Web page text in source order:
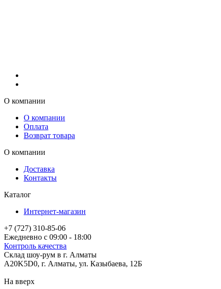
О компании
О компании
Оплата
Возврат товара
О компании
Доставка
Контакты
Каталог
Интернет-магазин
+7 (727) 310-85-06
Ежедневно с 09:00 - 18:00
Контроль качества
Склад шоу-рум в г. Алматы
A20K5D0, г. Алматы, ул. Казыбаева, 12Б
На вверх